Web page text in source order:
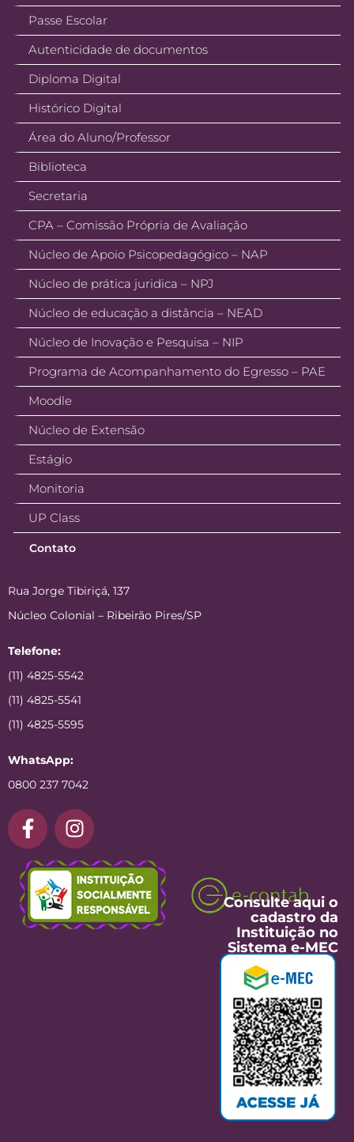
Passe Escolar
Autenticidade de documentos
Diploma Digital
Histórico Digital
Área do Aluno/Professor
Biblioteca
Secretaria
CPA – Comissão Própria de Avaliação
Núcleo de Apoio Psicopedagógico – NAP
Núcleo de prática juridica – NPJ
Núcleo de educação a distância – NEAD
Núcleo de Inovação e Pesquisa – NIP
Programa de Acompanhamento do Egresso – PAE
Moodle
Núcleo de Extensão
Estágio
Monitoria
UP Class
Contato
Rua Jorge Tibiriçá, 137
Núcleo Colonial – Ribeirão Pires/SP
Telefone:
(11) 4825-5542
(11) 4825-5541
(11) 4825-5595
WhatsApp:
0800 237 7042
Consulte aqui o
cadastro da
Instituição no
Sistema e-MEC